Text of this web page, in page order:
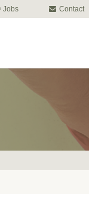
Jobs Contact